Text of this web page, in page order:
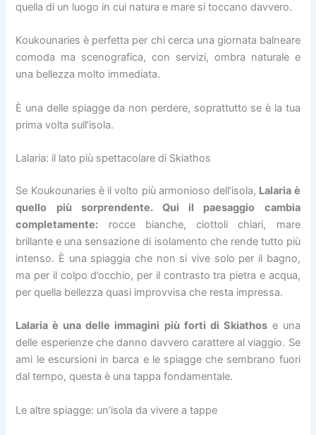
quella di un luogo in cui natura e mare si toccano davvero.
Koukounaries è perfetta per chi cerca una giornata balneare
comoda ma scenografica, con servizi, ombra naturale e
una bellezza molto immediata.
È una delle spiagge da non perdere, soprattutto se è la tua
prima volta sull’isola.
Lalaria: il lato più spettacolare di Skiathos
Se Koukounaries è il volto più armonioso dell’isola, Lalaria è
quello più sorprendente. Qui il paesaggio cambia
completamente: rocce bianche, ciottoli chiari, mare
brillante e una sensazione di isolamento che rende tutto più
intenso. È una spiaggia che non si vive solo per il bagno,
ma per il colpo d’occhio, per il contrasto tra pietra e acqua,
per quella bellezza quasi improvvisa che resta impressa.
Lalaria è una delle immagini più forti di Skiathose una
delle esperienze che danno davvero carattere al viaggio. Se
ami le escursioni in barca e le spiagge che sembrano fuori
dal tempo, questa è una tappa fondamentale.
Le altre spiagge: un’isola da vivere a tappe